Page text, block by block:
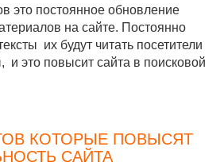
это постоянное обновление
на сайте. Постоянно
их будут читать посетители
и это повысит сайта в поисковой
КОТОРЫЕ ПОВЫСЯТ
САЙТА